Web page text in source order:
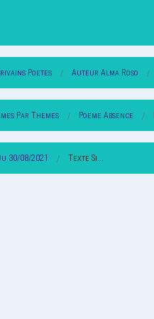
Poetes Auteur Alma Roso
Par Themes Poeme Absence
30/08/2021 Texte Si...